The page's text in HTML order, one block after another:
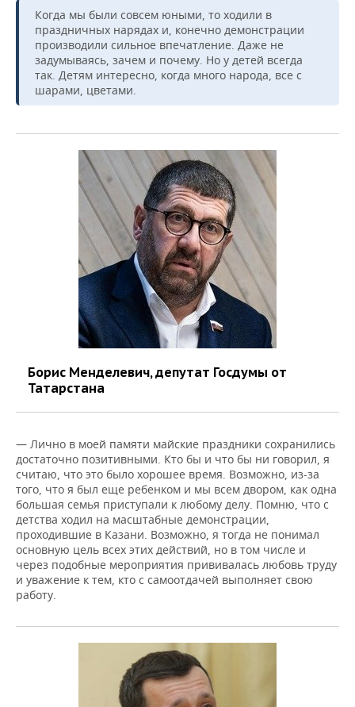
Когда мы были совсем юными, то ходили в
праздничных нарядах и, конечно демонстрации
производили сильное впечатление. Даже не
задумываясь, зачем и почему. Но у детей всегда
так. Детям интересно, когда много народа, все с
шарами, цветами.
Борис Менделевич, депутат Госдумы от
Татарстана
— Лично в моей памяти майские праздники сохранились
достаточно позитивными. Кто бы и что бы ни говорил, я
считаю, что это было хорошее время. Возможно, из-за
того, что я был еще ребенком и мы всем двором, как одна
большая семья приступали к любому делу. Помню, что с
детства ходил на масштабные демонстрации,
проходившие в Казани. Возможно, я тогда не понимал
основную цель всех этих действий, но в том числе и
через подобные мероприятия прививалась любовь труду
и уважение к тем, кто с самоотдачей выполняет свою
работу.